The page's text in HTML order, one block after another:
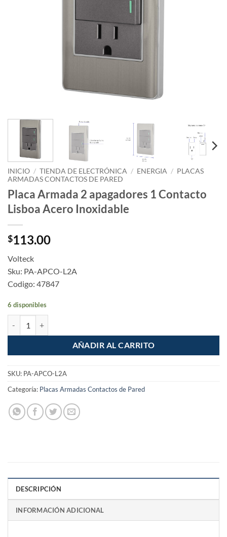
INICIO / TIENDA DE ELECTRÓNICA / ENERGIA / PLACAS
ARMADAS CONTACTOS DE PARED
Placa Armada 2 apagadores 1 Contacto
Lisboa Acero Inoxidable
$113.00
Volteck
Sku: PA-APCO-L2A
Codigo: 47847
6 disponibles
AÑADIR AL CARRITO
SKU: PA-APCO-L2A
Categoría: Placas Armadas Contactos de Pared
DESCRIPCIÓN
INFORMACIÓN ADICIONAL